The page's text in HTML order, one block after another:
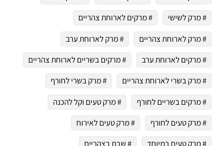
# מרק לשישי
# מרקים לארוחת צהריים
# מרק לארוחת צהריים
# מרק לארוחת ערב
# מרקים לארוחת ערב
# מרקים בשריים לארוחת צהריים
# מרק בשרי לארוחת צהריים
# מרק בשרי לחורף
# מרקים בשריים לחורף
# מרק טעים וקל להכנה
# מרק טעים לחורף
# מרק טעים לאירוח
# מרק טעים במיוחד
# שבת בצהריים